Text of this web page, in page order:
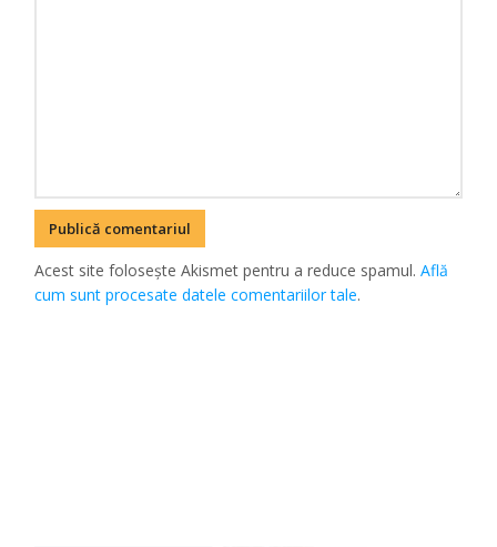
Acest site folosește Akismet pentru a reduce spamul.Află
cum sunt procesate datele comentariilor tale.